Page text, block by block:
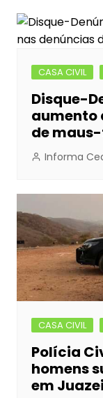
CASA CIVIL
Disque-
aumento
de
Informa
CASA CIVIL
Polícia
homens
em